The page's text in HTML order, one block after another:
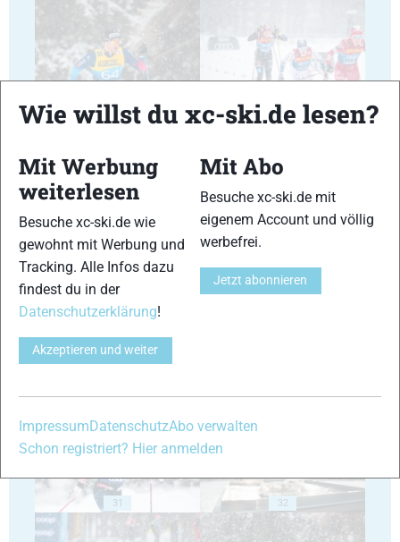
25 26
27
31 32
Wie willst du xc-ski.de lesen?
Mit Werbung
weiterlesen
Besuche xc-ski.de wie
gewohnt mit Werbung und
Tracking. Alle Infos dazu
findest du in der
Datenschutzerklärung!
Akzeptieren und weiter
Mit Abo
Besuche xc-ski.de mit
eigenem Account und völlig
werbefrei.
Jetzt abonnieren
Impressum DatenschutzAbo verwalten
Schon registriert? Hier anmelden